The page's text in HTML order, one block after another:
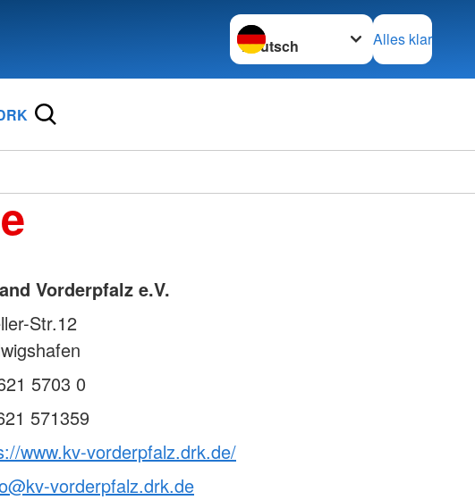
Sprache wechseln zu
Alles klar
Vorderpfalz e.V.
Str.12
5703 0
571359
www.kv-vorderpfalz.drk.de/
vorderpfalz.drk.de